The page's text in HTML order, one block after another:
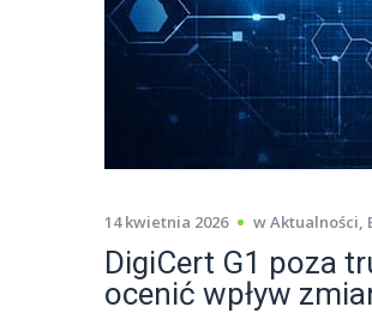
14 kwietnia 2026 wAktualności,
DigiCert G1 poza
ocenić wpływ